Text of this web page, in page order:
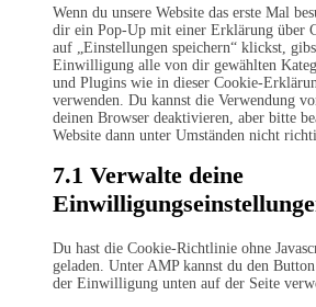
Wenn du unsere Website das erste Mal
dir ein Pop-Up mit einer Erklärung über
auf „Einstellungen speichern“ klickst,
Einwilligung alle von dir gewählten
und Plugins wie in dieser Cookie-
verwenden. Du kannst die Verwendung
deinen Browser deaktivieren, aber bitte
Website dann unter Umständen nicht
7.1 Verwalte deine
Du hast die Cookie-Richtlinie ohne
geladen. Unter AMP kannst du den
der Einwilligung unten auf der Seite